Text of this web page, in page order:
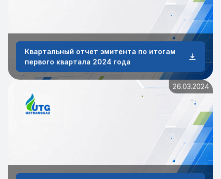
Квартальный отчет эмитента по итогам
первого квартала 2024 года
26.03.2024